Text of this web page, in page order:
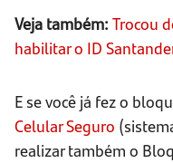
Veja também: Trocou
habilitar o ID
E se você já fez o
Celular Seguro
realizar também o